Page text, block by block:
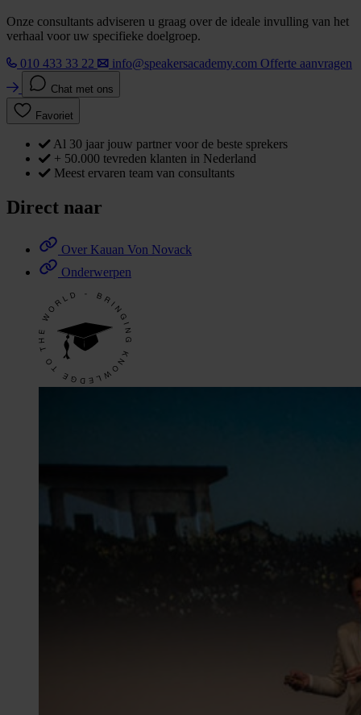
Onze consultants adviseren u graag over de ideale invulling van het
verhaal voor uw specifieke doelgroep.
010 433 33 22
info@speakersacademy.com Offerte aanvragen
Chat met ons
Favoriet
Al 30 jaar jouw partner voor de beste sprekers
+ 50.000 tevreden klanten in Nederland
Meest ervaren team van consultants
Direct naar
Over Kauan Von Novack
Onderwerpen